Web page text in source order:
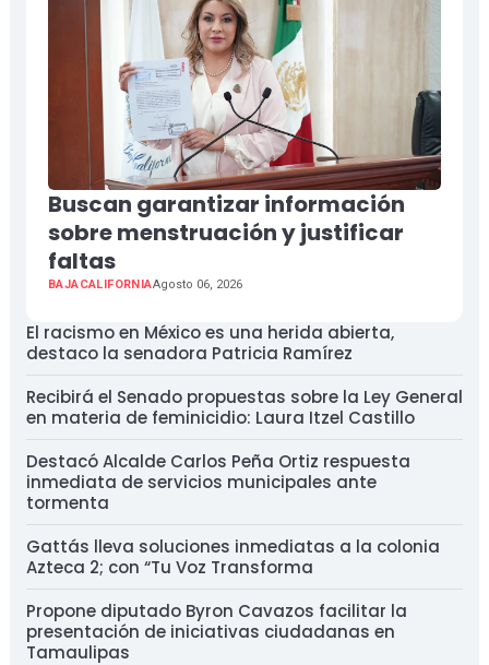
Buscan garantizar información
sobre menstruación y justificar
faltas
BAJACALIFORNIAAgosto 06, 2026
El racismo en México es una herida abierta,
destaco la senadora Patricia Ramírez
Recibirá el Senado propuestas sobre la Ley General
en materia de feminicidio: Laura Itzel Castillo
Destacó Alcalde Carlos Peña Ortiz respuesta
inmediata de servicios municipales ante
tormenta
Gattás lleva soluciones inmediatas a la colonia
Azteca 2; con “Tu Voz Transforma
Propone diputado Byron Cavazos facilitar la
presentación de iniciativas ciudadanas en
Tamaulipas